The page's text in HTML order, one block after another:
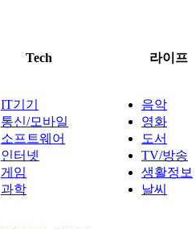
Tech 라이프
IT기기
통신/모바일
소프트웨어
인터넷
게임
과학
음악
영화
도서
TV/방송
생활정보
날씨